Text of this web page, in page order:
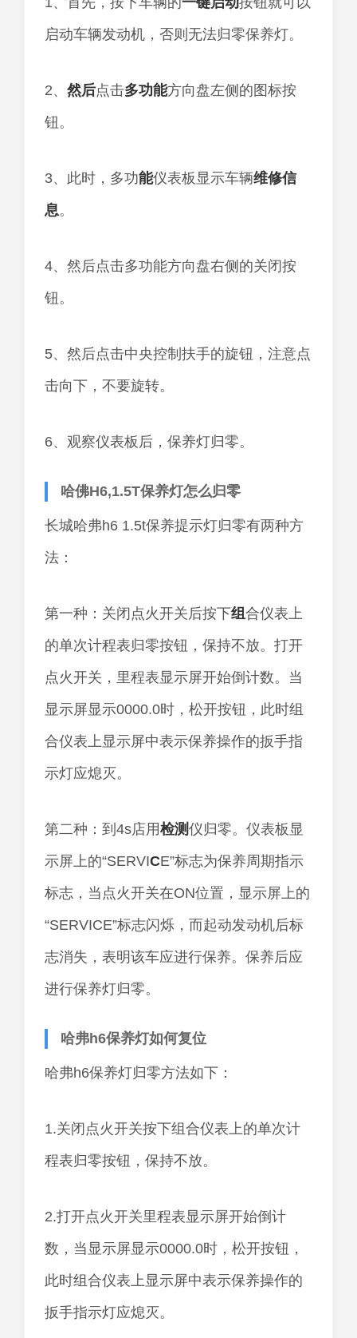
启动车辆发动机，否则无法归零保养灯。
2、 然后点击多功能方向盘左侧的图标按
钮。
3、此时，多功能仪表板显示车辆维修信
息。
4、然后点击多功能方向盘右侧的关闭按
钮。
5、然后点击中央控制扶手的旋钮，注意点
击向下，不要旋转。
6、观察仪表板后，保养灯归零。
哈佛H6,1.5T保养灯怎么归零
长城哈弗h6 1.5t保养提示灯归零有两种方
法：
第一种：关闭点火开关后按下组合仪表上
的单次计程表归零按钮，保持不放。打开
点火开关，里程表显示屏开始倒计数。当
显示屏显示0000.0时，松开按钮，此时组
合仪表上显示屏中表示保养操作的扳手指
示灯应熄灭。
第二种：到4s店用检测仪归零。仪表板显
示屏上的“SERVICE”标志为保养周期指示
标志，当点火开关在ON位置，显示屏上的
“SERVICE”标志闪烁，而起动发动机后标
志消失，表明该车应进行保养。保养后应
进行保养灯归零。
哈弗h6保养灯如何复位
哈弗h6保养灯归零方法如下：
1.关闭点火开关按下组合仪表上的单次计
程表归零按钮，保持不放。
2.打开点火开关里程表显示屏开始倒计
数，当显示屏显示0000.0时，松开按钮，
此时组合仪表上显示屏中表示保养操作的
扳手指示灯应熄灭。